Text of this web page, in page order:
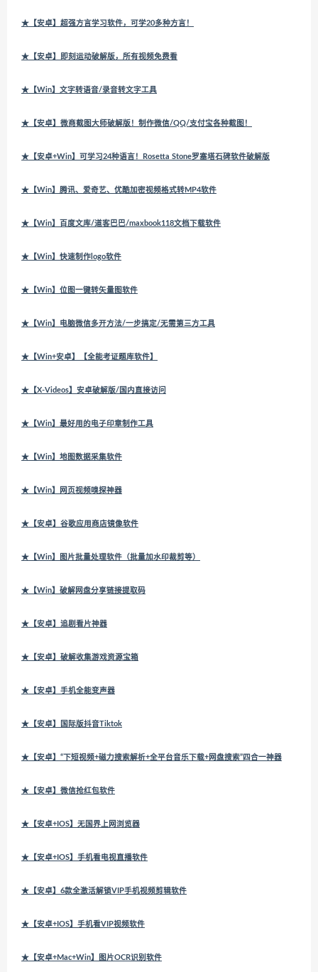
★【安卓】超强方言学习软件，可学20多种方言！
★【安卓】即刻运动破解版，所有视频免费看
★【Win】文字转语音/录音转文字工具
★【安卓】微商截图大师破解版！制作微信/QQ/支付宝各种截图！
★【安卓+Win】可学习24种语言！Rosetta Stone罗塞塔石碑软件破解版
★【Win】腾讯、爱奇艺、优酷加密视频格式转MP4软件
★【Win】百度文库/道客巴巴/maxbook118文档下载软件
★【Win】快速制作logo软件
★【Win】位图一键转矢量图软件
★【Win】电脑微信多开方法/一步搞定/无需第三方工具
★【Win+安卓】【全能考证题库软件】
★【X-Videos】安卓破解版/国内直接访问
★【Win】最好用的电子印章制作工具
★【Win】地图数据采集软件
★【Win】网页视频嗅探神器
★【安卓】谷歌应用商店镜像软件
★【Win】图片批量处理软件（批量加水印裁剪等）
★【Win】破解网盘分享链接提取码
★【安卓】追剧看片神器
★【安卓】破解收集游戏资源宝箱
★【安卓】手机全能变声器
★【安卓】国际版抖音Tiktok
★【安卓】“下短视频+磁力搜索解析+全平台音乐下载+网盘搜索”四合一神器
★【安卓】微信抢红包软件
★【安卓+IOS】无国界上网浏览器
★【安卓+IOS】手机看电视直播软件
★【安卓】6款全激活解锁VIP手机视频剪辑软件
★【安卓+IOS】手机看VIP视频软件
★【安卓+Mac+Win】图片OCR识别软件